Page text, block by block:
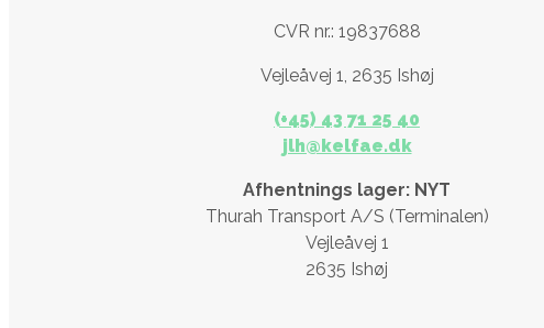
CVR nr.: 19837688
Vejleåvej 1, 2635 Ishøj
(+45) 43 71 25 40
jlh@kelfae.dk
Afhentnings lager: NYT
​Thurah Transport A/S (Terminalen)
Vejleåvej 1
2635 Ishøj